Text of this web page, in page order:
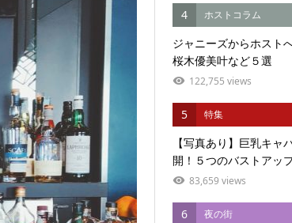
4 ホストコラム
ジャニーズからホスト
桜木優美叶など５選
122,755 views
5 特集
【写真あり】巨乳キャ
開！５つのバストアッ
83,659 views
6 夜の街